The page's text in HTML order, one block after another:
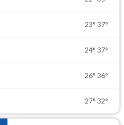
23° 37°
24° 37°
26° 36°
27° 32°